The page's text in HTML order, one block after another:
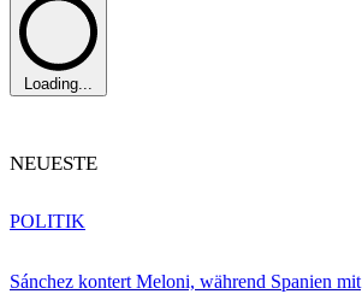
Loading...
NEUESTE
Sánchez kontert Meloni, während Spanien mit
POLITIK